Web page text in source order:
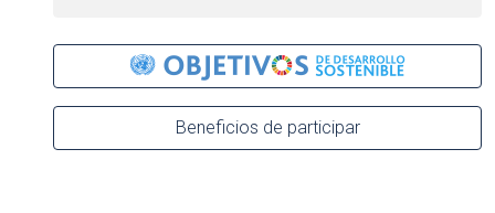
Beneficios de participar